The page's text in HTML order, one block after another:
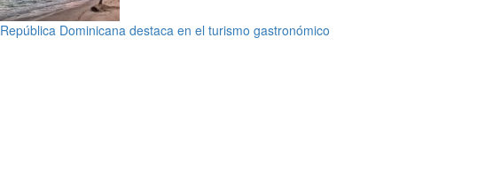
República Dominicana destaca en el turismo gastronómico